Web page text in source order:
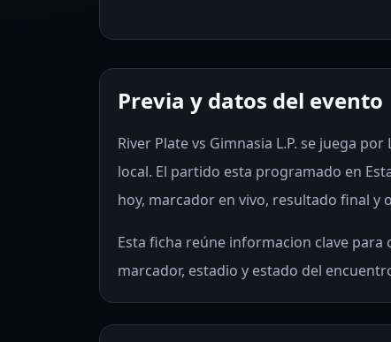
Previa y datos del evento
River Plate vs Gimnasia L.P. se juega
local. El partido esta programado en
hoy, marcador en vivo, resultado final y
Esta ficha reúne informacion clave
marcador, estadio y estado del